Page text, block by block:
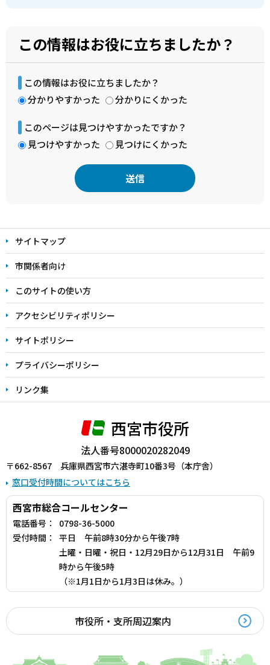
この情報はお役に立ちましたか？
この情報はお役に立ちましたか？
分かりやすかった
分かりにくかった
このページは見つけやすかったですか？
見つけやすかった
見つけにくかった
文
こ
こ
ま
で
サイトマップ
市関係者向け
このサイトの使い方
アクセシビリティポリシー
サイトポリシー
プライバシーポリシー
リンク集
西宮市役所
法人番号8000020282049
〒662-8567 兵庫県西宮市六湛寺町10番3号（本庁舎）
窓口受付時間についてはこちら
西宮市総合コールセンター
電話番号：
0798-36-5000
受付時間：
平日 午前8時30分から午後7時
土曜・日曜・祝日・12月29日から12月31日 午前9
時から午後5時
（※1月1日から1月3日は休み。）
市役所・支所周辺案内